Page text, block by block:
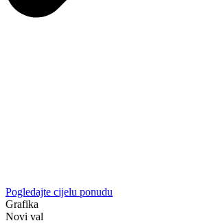
Pogledajte cijelu ponudu
Grafika
Novi val